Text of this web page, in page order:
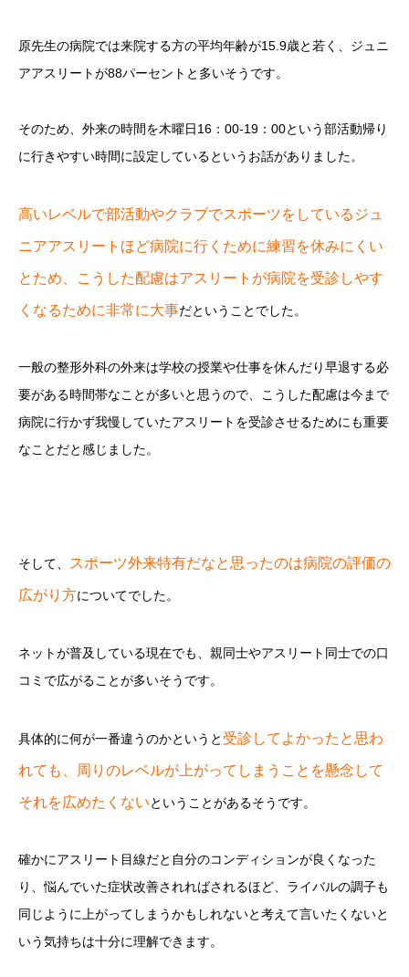
原先生の病院では来院する方の平均年齢が15.9歳と若く、ジュニ
アアスリートが88パーセントと多いそうです。
そのため、外来の時間を木曜日16：00-19：00という部活動帰り
に行きやすい時間に設定しているというお話がありました。
高いレベルで部活動やクラブでスポーツをしているジュ
ニアアスリートほど病院に行くために練習を休みにくい
とため、こうした配慮はアスリートが病院を受診しやす
くなるために非常に大事だということでした。
一般の整形外科の外来は学校の授業や仕事を休んだり早退する必
要がある時間帯なことが多いと思うので、こうした配慮は今まで
病院に行かず我慢していたアスリートを受診させるためにも重要
なことだと感じました。
そして、 スポーツ外来特有だなと思ったのは病院の評価の
広がり方についてでした。
ネットが普及している現在でも、親同士やアスリート同士での口
コミで広がることが多いそうです。
具体的に何が一番違うのかというと 受診してよかったと思わ
れても、周りのレベルが上がってしまうことを懸念して
それを広めたくないということがあるそうです。
確かにアスリート目線だと自分のコンディションが良くなった
り、悩んでいた症状改善されればされるほど、ライバルの調子も
同じように上がってしまうかもしれないと考えて言いたくないと
いう気持ちは十分に理解できます。